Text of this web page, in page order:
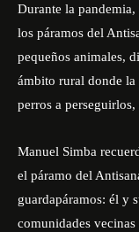
Durante la
los páramos del
pequeños animales,
ámbito rural donde la
perros a
Manuel Simba
el páramo del
guardapáramos: él y
comunidades